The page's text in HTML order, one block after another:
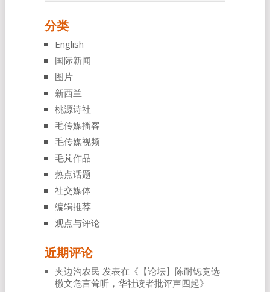
分类
English
国际新闻
图片
新西兰
桃源诗社
毛传媒播客
毛传媒视频
毛芃作品
热点话题
社交媒体
编辑推荐
观点与评论
近期评论
夹边沟农民 发表在《 【论坛】陈耐锶竞选
檄文危言耸听，华社读者批评声四起》